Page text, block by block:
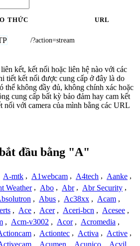
THỨC URL
/?action=stream
kết, kết nối hoặc liên hệ nào với các
tiết kết nối được cung cấp ở đây là do
thể không đầy đủ, không chính xác hoặc
cung cấp bất kỳ bảo đảm hay cam kết
nối với camera của mình bằng các URL
đầu bằng "A"
A-mtk , A1webcam , A4tech , Aanke ,
Weather , Abo , Abr , Abr Security ,
, Abus , Ac38xx , Acam ,
, Ace , Acer , Aceri-bcn , Acesee ,
, Acm-v3002 , Acor , Acromedia ,
, Actiontec , Activa , Active ,